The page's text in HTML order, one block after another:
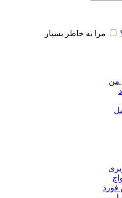
مرا به خاطر بسپار
من
فورد